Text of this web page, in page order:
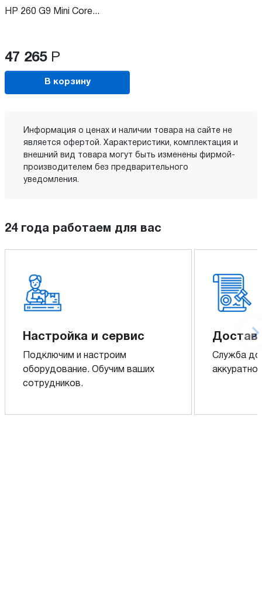
HP 260 G9 Mini Core...
47 265 Р
В корзину
Информация о ценах и наличии товара на сайте не
является офертой. Характеристики, комплектация и
внешний вид товара могут быть изменены фирмой-
производителем без предварительного
уведомления.
24 года работаем для вас
Настройка и сервис
Подключим и настроим
оборудование. Обучим ваших
сотрудников.
Служба
аккуратно